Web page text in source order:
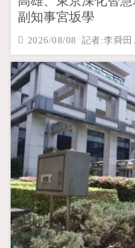
副知事宮坂學
2026/08/08 記者:李舜田